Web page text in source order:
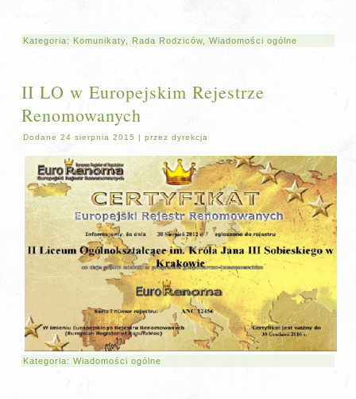
Kategoria: Komunikaty Rada Rodziców ,Wiadomości ogólne
II LO w Europejskim Rejestrze
Renomowanych
Dodane 24 sierpnia 2015 |przez dyrekcja
Kategoria:Wiadomości ogólne